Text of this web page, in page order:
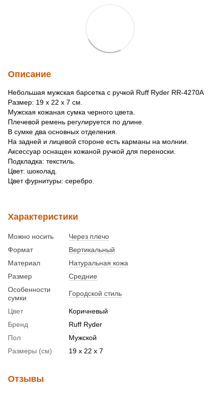
Описание
Небольшая мужская барсетка с ручкой Ruff Ryder RR-4270A
Размер: 19 x 22 x 7 см.
Мужская кожаная сумка черного цвета.
Плечевой ремень регулируется по длине.
В сумке два основных отделения.
На задней и лицевой стороне есть карманы на молнии.
Аксессуар оснащен кожаной ручкой для переноски.
Подкладка: текстиль.
Цвет: шоколад.
Цвет фурнитуры: серебро.
Характеристики
Можно носить
Через плечо
Формат
Вертикальный
Материал
Натуральная кожа
Размер
Средние
Особенности
сумки
Городской стиль
Цвет
Коричневый
Бренд
Ruff Ryder
Пол
Мужской
Размеры (см)
19 x 22 x 7
Отзывы